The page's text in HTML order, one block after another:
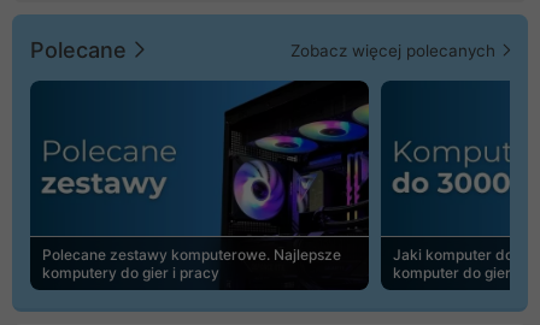
Polecane Zobacz więcej polecanych
Polecane zestawy komputerowe. Najlepsze
komputery do gier i pracy
Jaki komputer do
komputer do gier |